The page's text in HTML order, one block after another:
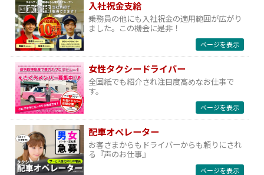
入社祝金支給
乗務員の他にも入社祝金の適用範囲が広がり
ました。この機会に是非！
ページを表示
女性タクシードライバー
全国紙でも紹介され注目度高めなお仕事で
す。
ページを表示
配車オペレーター
お客さまからもドライバーからも頼りにされ
る『声のお仕事』
ページを表示